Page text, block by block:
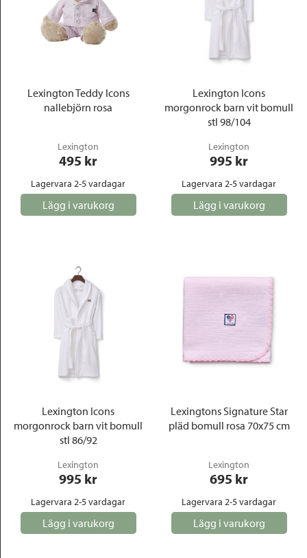
Lexington Teddy Icons
nallebjörn rosa
Lexington
495 kr
Lagervara 2-5 vardagar
Lägg i varukorg
Lexington Icons
morgonrock barn vit bomull
stl 98/104
Lexington
995 kr
Lagervara 2-5 vardagar
Lägg i varukorg
Lexington Icons
morgonrock barn vit bomull
stl 86/92
Lexington
995 kr
Lagervara 2-5 vardagar
Lägg i varukorg
Lexingtons Signature Star
pläd bomull rosa 70x75 cm
Lexington
695 kr
Lagervara 2-5 vardagar
Lägg i varukorg